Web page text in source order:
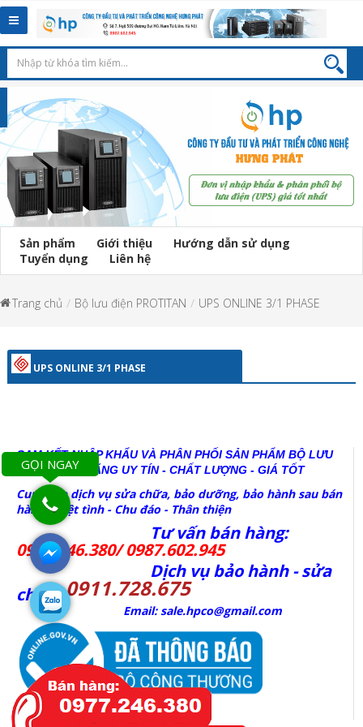
Toggle
navigation
Sản phẩm Giới thiệu
Hướng dẫn sử dụng
Tuyển dụng
Liên hệ
Trang chủ Bộ lưu điện PROTITAN UPS ONLINE 3/1 PHASE
UPS ONLINE 3/1 PHASE
CAM KẾT NHẬP KHẨU VÀ PHÂN PHỐI SẢN PHẨM BỘ LƯU
ĐIỆN CHÍNH HÃNG UY TÍN - CHẤT LƯỢNG - GIÁ TỐT
Cung cấp dịch vụ sửa chữa, bảo dưỡng, bảo hành sau bán
hàng Nhiệt tình - Chu đáo - Thân thiện
Tư vấn bán hàng:
0977.246.380/ 0987.602.945
Dịch vụ bảo hành - sửa
chữa:0911.728.675
Email: sale.hpco@gmail.com
GỌI NGAY